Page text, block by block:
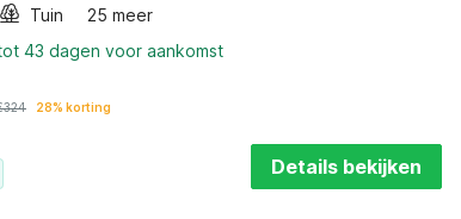
Tuin
25 meer
43 dagen voor aankomst
324 28% korting
Details bekijken